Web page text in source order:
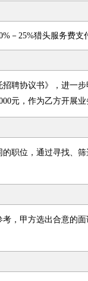
－25%猎头服务费支
聘协议书》，进一
元，作为乙方开展
职位，通过寻找、
，甲方选出合意的